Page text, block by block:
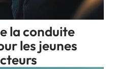
la conduite
les jeunes